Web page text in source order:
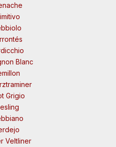
Blanc
Grigio
Veltliner